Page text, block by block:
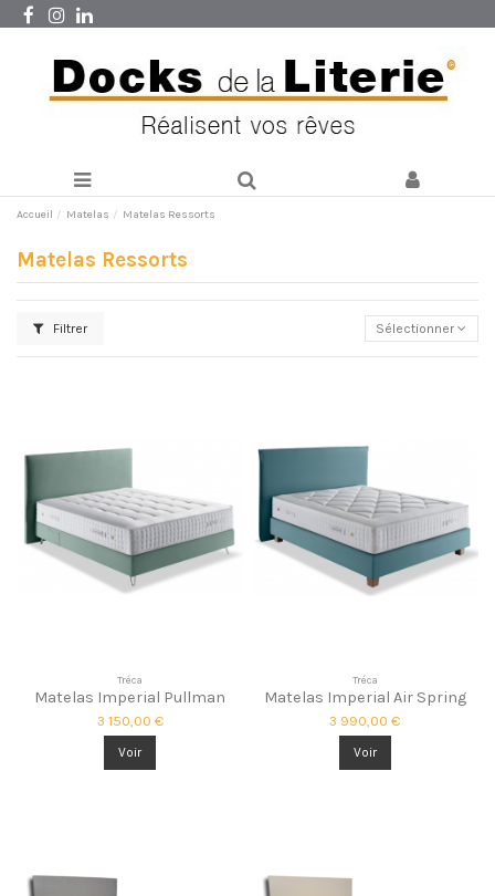
Accueil Matelas Matelas Ressorts
Matelas Ressorts
Filtrer Sélectionner
Tréca
Matelas Imperial Pullman
3 150,00 €
Voir
Tréca
Matelas Imperial Air Spring
3 990,00 €
Voir